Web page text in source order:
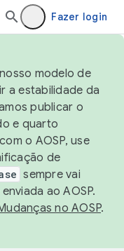
Fazer login
modelo de
a estabilidade da
publicar o
e quarto
o AOSP, use
de
sempre vai
ao AOSP.
no AOSP.